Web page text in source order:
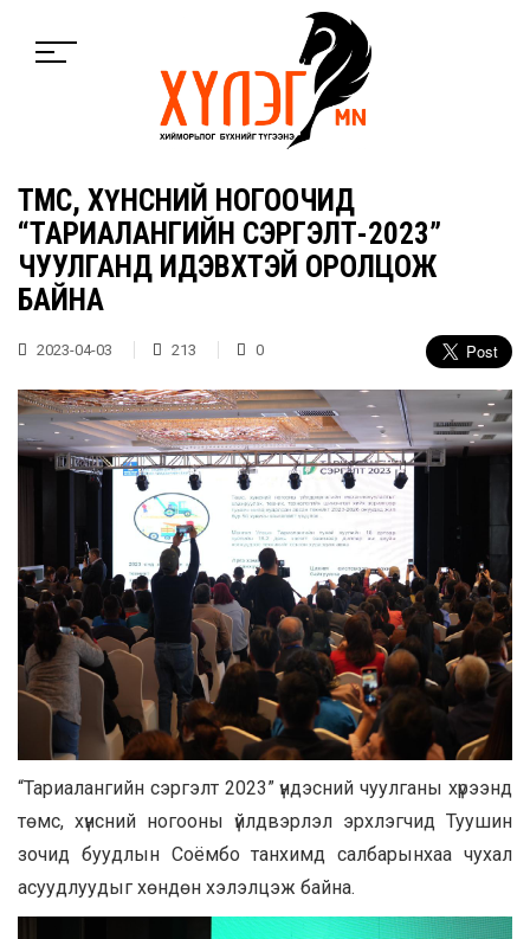
ТӨМС, ХҮНСНИЙ НОГООЧИД
“ТАРИАЛАНГИЙН СЭРГЭЛТ-2023”
ЧУУЛГАНД ИДЭВХТЭЙ ОРОЛЦОЖ
БАЙНА
2023-04-03 213 0
“Тариалангийн сэргэлт 2023” үндэсний чуулганы хүрээнд
төмс, хүнсний ногооны үйлдвэрлэл эрхлэгчид Туушин
зочид буудлын Соёмбо танхимд салбарынхаа чухал
асуудлуудыг хөндөн хэлэлцэж байна.